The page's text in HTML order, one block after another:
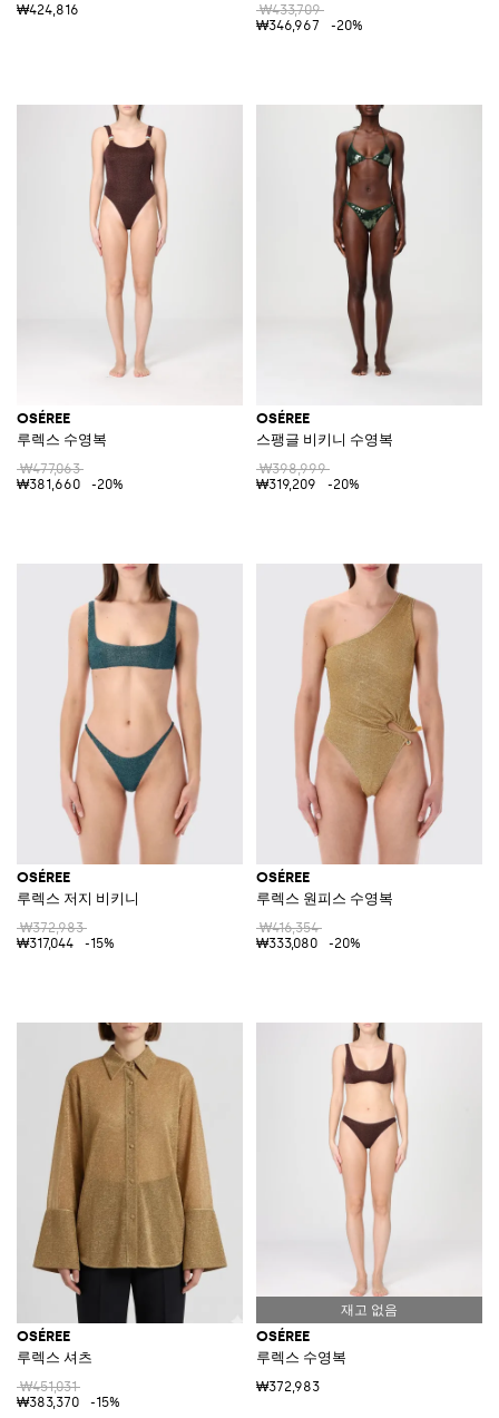
₩424,816
₩433,709
₩346,967
-20%
OSÉREE
루렉스 수영복
₩477,063
₩381,660
-20%
OSÉREE
스팽글 비키니 수영복
₩398,999
₩319,209
-20%
OSÉREE
루렉스 저지 비키니
₩372,983
₩317,044
-15%
OSÉREE
루렉스 원피스 수영복
₩416,354
₩333,080
-20%
OSÉREE
루렉스 셔츠
₩451,031
₩383,370
-15%
OSÉREE
루렉스 수영복
₩372,983